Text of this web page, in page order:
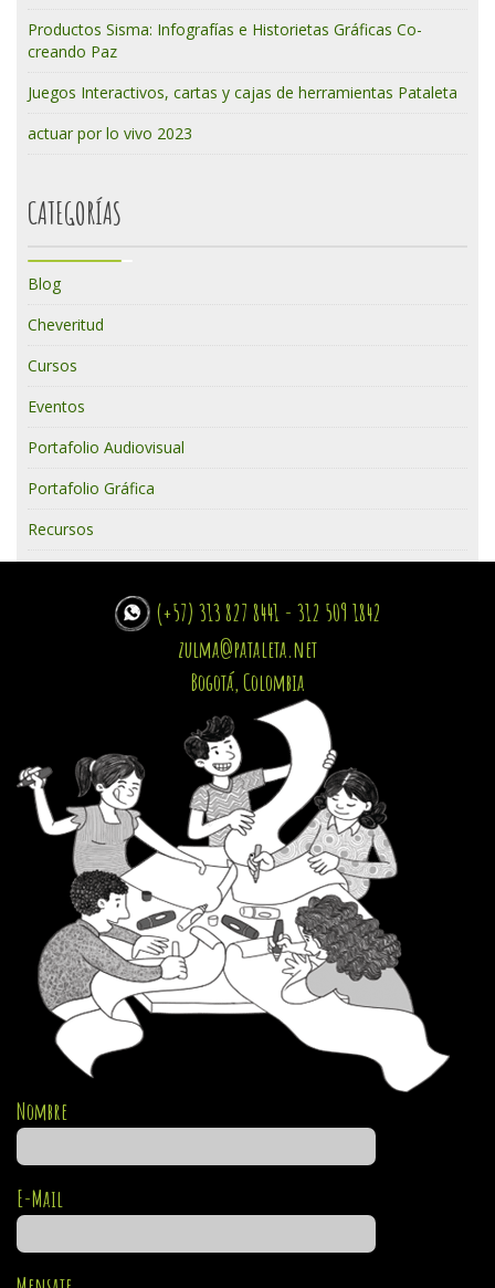
Productos Sisma: Infografías e Historietas Gráficas Co-
creando Paz
Juegos Interactivos, cartas y cajas de herramientas Pataleta
actuar por lo vivo 2023
CATEGORÍAS
Blog
Cheveritud
Cursos
Eventos
Portafolio Audiovisual
Portafolio Gráfica
Recursos
(+57) 313 827 8441 - 312 509 1842
zulma@pataleta.net
Bogotá, Colombia
Nombre
E-Mail